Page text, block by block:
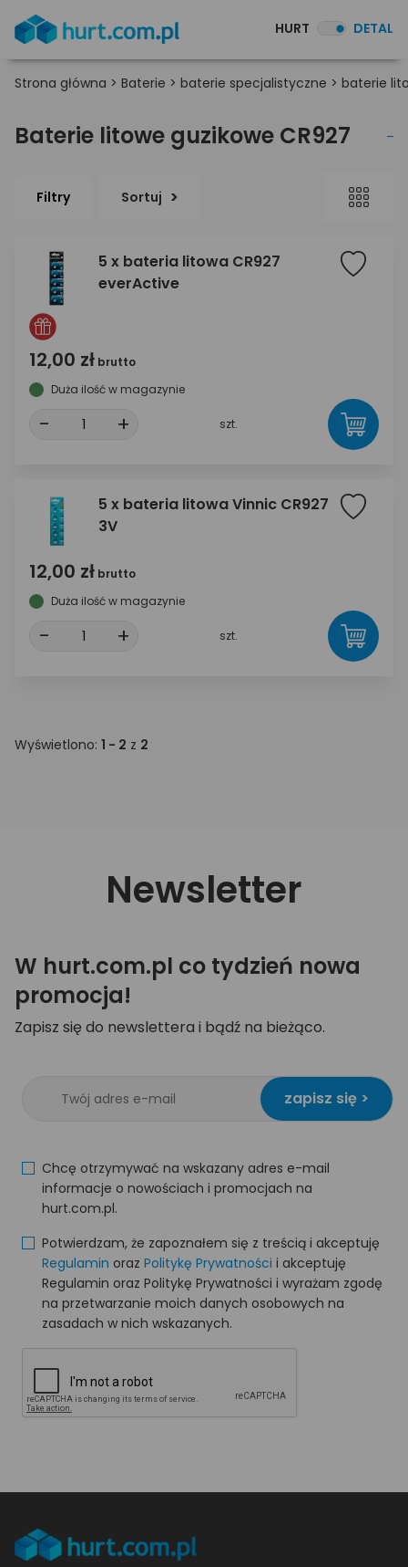
HURT DETAL
Strona główna > Baterie > baterie specjalistyczne > baterie
Baterie litowe guzikowe CR927
Filtry Sortuj
5 x bateria litowa CR927
everActive
12,00 zł brutto
Duża ilość w magazynie
- + szt.
5 x bateria litowa Vinnic CR927
3V
12,00 zł brutto
Duża ilość w magazynie
- + szt.
Wyświetlono: 1 - 2 z 2
Newsletter
W hurt.com.pl co tydzień nowa
promocja!
Zapisz się do newslettera i bądź na bieżąco.
zapisz się >
Chcę otrzymywać na wskazany adres e-mail
informacje o nowościach i promocjach na
hurt.com.pl.
Potwierdzam, że zapoznałem się z treścią i akceptuję
Regulamin oraz Politykę Prywatności i akceptuję
Regulamin oraz Politykę Prywatności i wyrażam zgodę
na przetwarzanie moich danych osobowych na
zasadach w nich wskazanych.